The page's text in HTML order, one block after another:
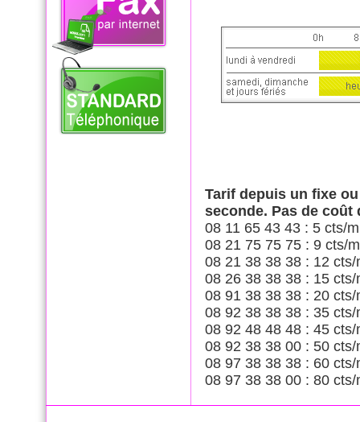
Tarif depuis un fixe
seconde. Pas de coût
08 11 65 43 43 : 5 cts/
08 21 75 75 75 : 9 cts/
08 21 38 38 38 : 12 cts/
08 26 38 38 38 : 15 cts/
08 91 38 38 38 : 20 cts/
08 92 38 38 38 : 35 cts/
08 92 48 48 48 : 45 cts/
08 92 38 38 00 : 50 cts/
08 97 38 38 38 : 60 cts/
08 97 38 38 00 : 80 cts/